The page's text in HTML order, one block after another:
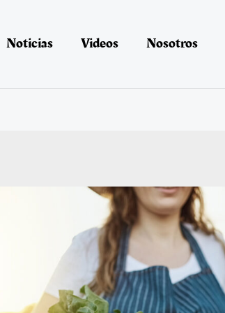
Noticias Videos Nosotros